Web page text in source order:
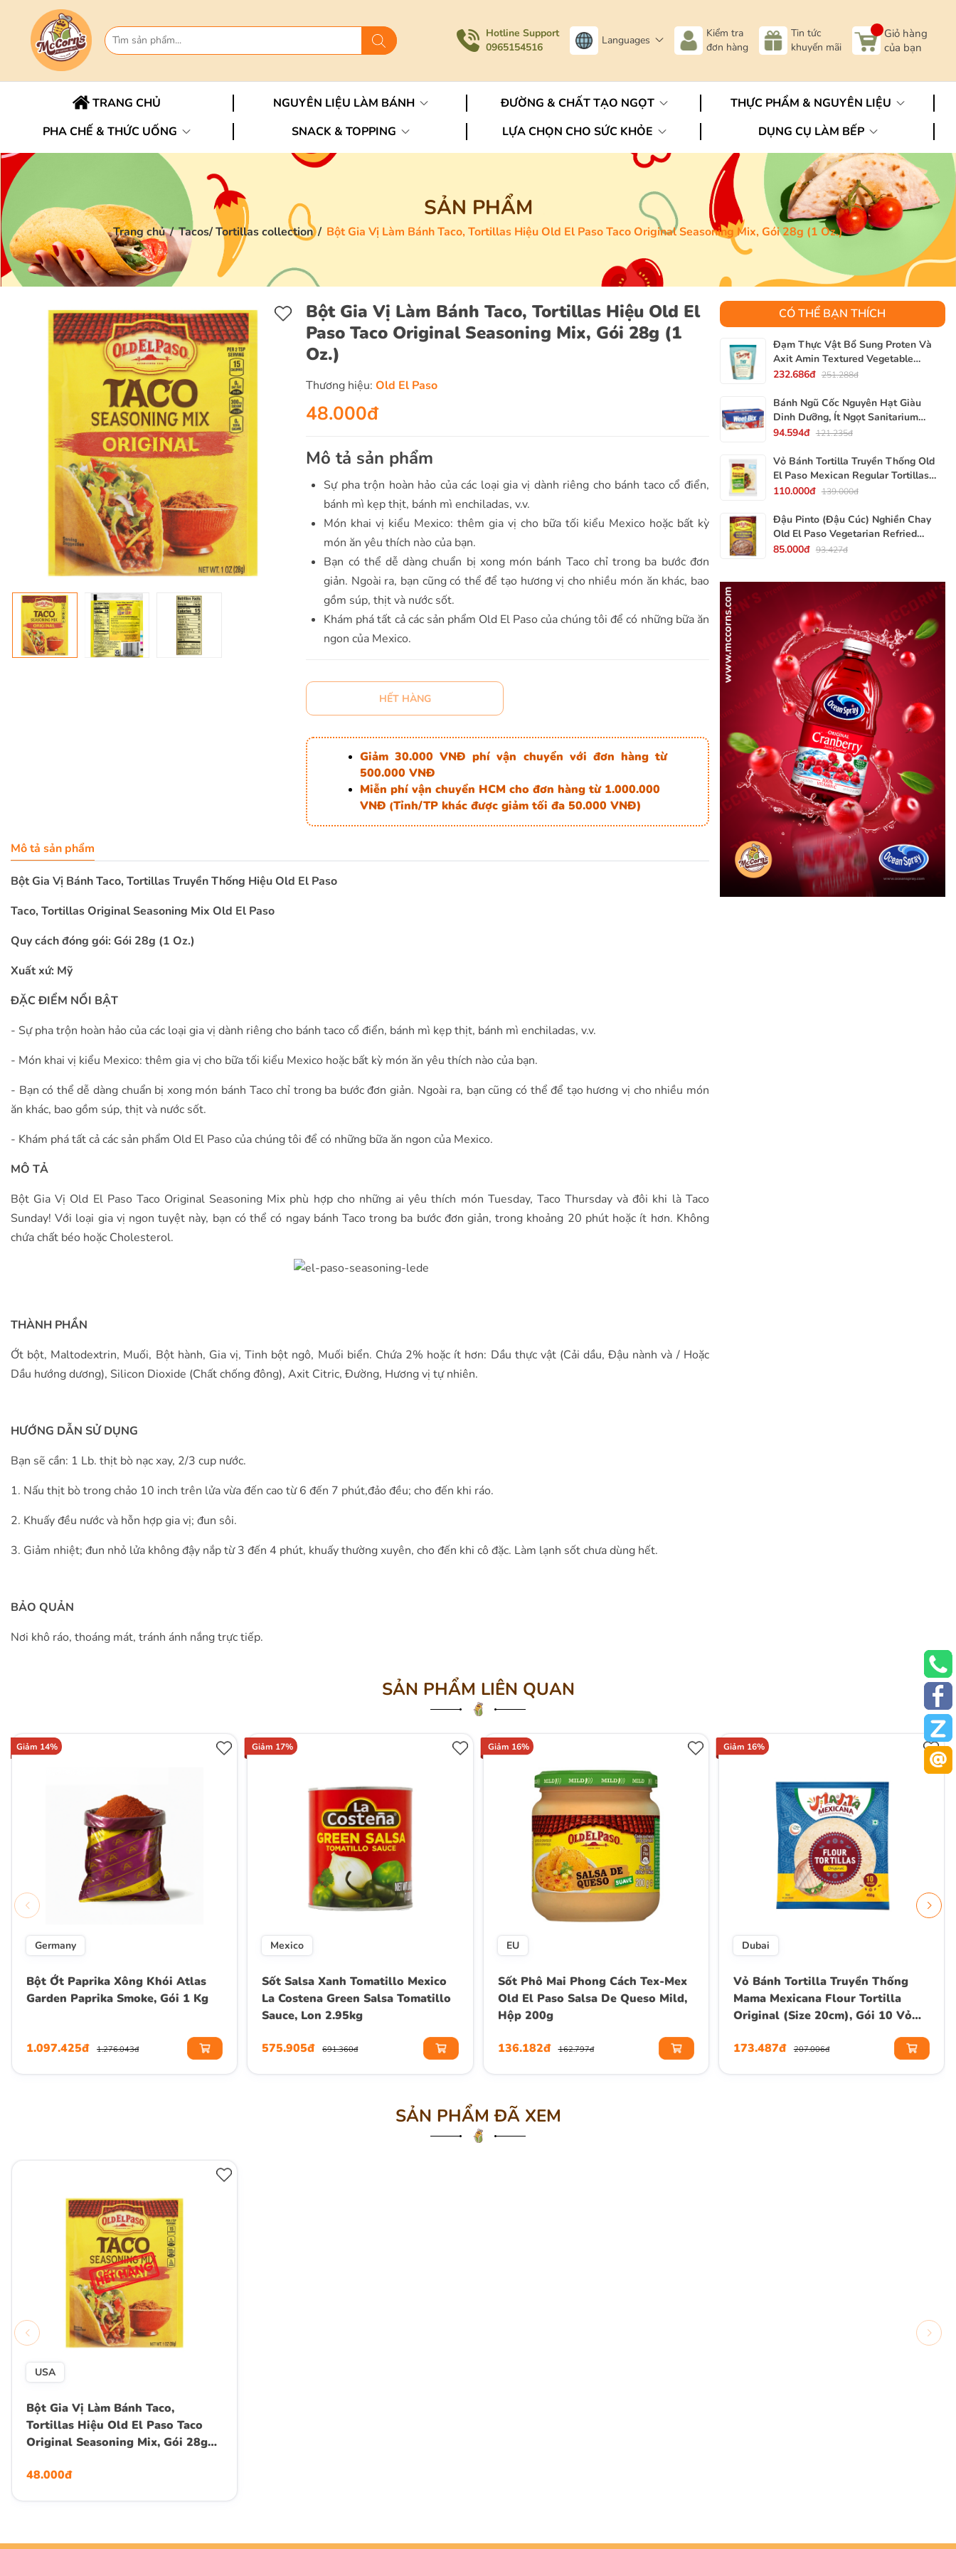
Hotline Support
0965154516
Languages
Kiểm tra
đơn hàng
Tin tức
khuyến mãi
Giỏ hàng
của bạn
TRANG CHỦ NGUYÊN LIỆU LÀM BÁNH ĐƯỜNG & CHẤT TẠO NGỌT
THỰC PHẨM & NGUYÊN LIỆU
PHA CHẾ & THỨC UỐNG
SNACK & TOPPING LỰA CHỌN CHO SỨC KHỎE DỤNG CỤ LÀM BẾP
SẢN PHẨM
Trang chủ / Tacos/ Tortillas collection / Bột Gia Vị Làm Bánh Taco, Tortillas Hiệu Old El Paso Taco Original Seasoning Mix, Gói 28g (1 Oz.)
Bột Gia Vị Làm Bánh Taco, Tortillas Hiệu Old El
Paso Taco Original Seasoning Mix, Gói 28g (1
Oz.)
Thương hiệu: Old El Paso
48.000đ
Mô tả sản phẩm
Sự pha trộn hoàn hảo của các loại gia vị dành riêng cho bánh taco cổ điển,
bánh mì kẹp thịt, bánh mì enchiladas, v.v.
Món khai vị kiểu Mexico: thêm gia vị cho bữa tối kiểu Mexico hoặc bất kỳ
món ăn yêu thích nào của bạn.
Bạn có thể dễ dàng chuẩn bị xong món bánh Taco chỉ trong ba bước đơn
giản. Ngoài ra, bạn cũng có thể để tạo hương vị cho nhiều món ăn khác, bao
gồm súp, thịt và nước sốt.
Khám phá tất cả các sản phẩm Old El Paso của chúng tôi để có những bữa ăn
ngon của Mexico.
HẾT HÀNG
Giảm 30.000 VNĐ phí vận chuyển với đơn hàng từ
500.000 VNĐ
Miễn phí vận chuyển HCM cho đơn hàng từ 1.000.000
VNĐ (Tỉnh/TP khác được giảm tối đa 50.000 VNĐ)
Mô tả sản phẩm
Bột Gia Vị Bánh Taco, Tortillas Truyền Thống Hiệu Old El Paso
Taco, Tortillas Original Seasoning Mix Old El Paso
Quy cách đóng gói: Gói 28g (1 Oz.)
Xuất xứ: Mỹ
ĐẶC ĐIỂM NỔI BẬT
- Sự pha trộn hoàn hảo của các loại gia vị dành riêng cho bánh taco cổ điển, bánh mì kẹp thịt, bánh mì enchiladas, v.v.
- Món khai vị kiểu Mexico: thêm gia vị cho bữa tối kiểu Mexico hoặc bất kỳ món ăn yêu thích nào của bạn.
- Bạn có thể dễ dàng chuẩn bị xong món bánh Taco chỉ trong ba bước đơn giản. Ngoài ra, bạn cũng có thể để tạo hương vị cho nhiều món
ăn khác, bao gồm súp, thịt và nước sốt.
- Khám phá tất cả các sản phẩm Old El Paso của chúng tôi để có những bữa ăn ngon của Mexico.
MÔ TẢ
Bột Gia Vị Old El Paso Taco Original Seasoning Mix phù hợp cho những ai yêu thích món Tuesday, Taco Thursday và đôi khi là Taco
Sunday! Với loại gia vị ngon tuyệt này, bạn có thể có ngay bánh Taco trong ba bước đơn giản, trong khoảng 20 phút hoặc ít hơn. Không
chứa chất béo hoặc Cholesterol.
THÀNH PHẦN
Ớt bột, Maltodextrin, Muối, Bột hành, Gia vị, Tinh bột ngô, Muối biển. Chứa 2% hoặc ít hơn: Dầu thực vật (Cải dầu, Đậu nành và / Hoặc
Dầu hướng dương), Silicon Dioxide (Chất chống đông), Axit Citric, Đường, Hương vị tự nhiên.
HƯỚNG DẪN SỬ DỤNG
Bạn sẽ cần: 1 Lb. thịt bò nạc xay, 2/3 cup nước.
1. Nấu thịt bò trong chảo 10 inch trên lửa vừa đến cao từ 6 đến 7 phút,đảo đều; cho đến khi ráo.
2. Khuấy đều nước và hỗn hợp gia vị; đun sôi.
3. Giảm nhiệt; đun nhỏ lửa không đậy nắp từ 3 đến 4 phút, khuấy thường xuyên, cho đến khi cô đặc. Làm lạnh sốt chưa dùng hết.
BẢO QUẢN
Nơi khô ráo, thoáng mát, tránh ánh nắng trực tiếp.
CÓ THỂ BẠN THÍCH
Đạm Thực Vật Bổ Sung Proten Và
Axit Amin Textured Vegetable
Protein TVP Bob's Red Mill, Gói
232.686đ 251.288đ
Bánh Ngũ Cốc Nguyên Hạt Giàu
Dinh Dưỡng, Ít Ngọt Sanitarium
Weet-Bix, Hộp 375g
94.594đ 121.235đ
Vỏ Bánh Tortilla Truyền Thống Old
El Paso Mexican Regular Tortillas
Flour, Gói 240g (Gói 6 Vỏ)
110.000đ 139.000đ
Đậu Pinto (Đậu Cúc) Nghiền Chay
Old El Paso Vegetarian Refried
Beans, Lon 453g (16 Oz.) 1 Lb.
85.000đ 93.427đ
SẢN PHẨM LIÊN QUAN
Giảm 14%
Germany
Bột Ớt Paprika Xông Khói Atlas
Garden Paprika Smoke, Gói 1 Kg
1.097.425đ 1.276.043đ
Giảm 17%
Mexico
Sốt Salsa Xanh Tomatillo Mexico
La Costena Green Salsa Tomatillo
Sauce, Lon 2.95kg
575.905đ 691.360đ
Giảm 16%
EU
Sốt Phô Mai Phong Cách Tex-Mex
Old El Paso Salsa De Queso Mild,
Hộp 200g
136.182đ 162.797đ
Giảm 16%
Dubai
Vỏ Bánh Tortilla Truyền Thống
Mama Mexicana Flour Tortilla
Original (Size 20cm), Gói 10 Vỏ
173.487đ
207.006đ
SẢN PHẨM ĐÃ XEM
USA
Bột Gia Vị Làm Bánh Taco,
Tortillas Hiệu Old El Paso Taco
Original Seasoning Mix, Gói 28g
48.000đ